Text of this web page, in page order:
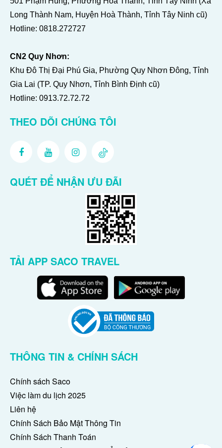
Long Thành Nam, Huyện Hoà Thành, Tỉnh Tây Ninh cũ)
Hotline: 0818.272727
CN2 Quy Nhơn:
Khu Đô Thị Đại Phú Gia, Phường Quy Nhơn Đông, Tỉnh
Gia Lai (TP. Quy Nhơn, Tỉnh Bình Định cũ)
Hotline: 0913.72.72.72
THEO DÕI CHÚNG TÔI
QUÉT ĐỂ NHẬN ƯU ĐÃI
TẢI APP SACO TRAVEL
THÔNG TIN & CHÍNH SÁCH
Chính sách Saco
Việc làm du lịch 2025
Liên hệ
Chính Sách Bảo Mật Thông Tin
Chính Sách Thanh Toán